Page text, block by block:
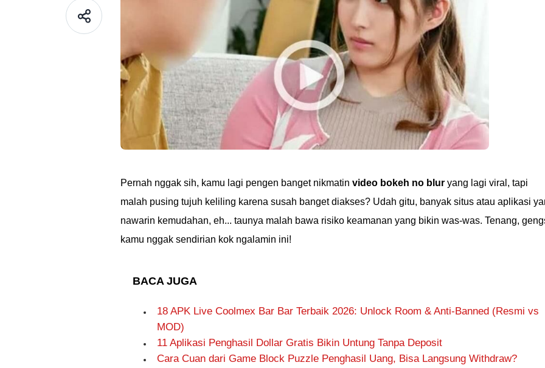
Pernah nggak sih, kamu lagi pengen banget nikmatin video bokeh no blur yang lagi viral, tapi
malah pusing tujuh keliling karena susah banget diakses? Udah gitu, banyak situs atau aplikasi
nawarin kemudahan, eh... taunya malah bawa risiko keamanan yang bikin was-was. Tenang,
kamu nggak sendirian kok ngalamin ini!
BACA JUGA
18 APK Live Coolmex Bar Bar Terbaik 2026: Unlock Room & Anti-Banned (Resmi vs
MOD)
11 Aplikasi Penghasil Dollar Gratis Bikin Untung Tanpa Deposit
Cara Cuan dari Game Block Puzzle Penghasil Uang, Bisa Langsung Withdraw?